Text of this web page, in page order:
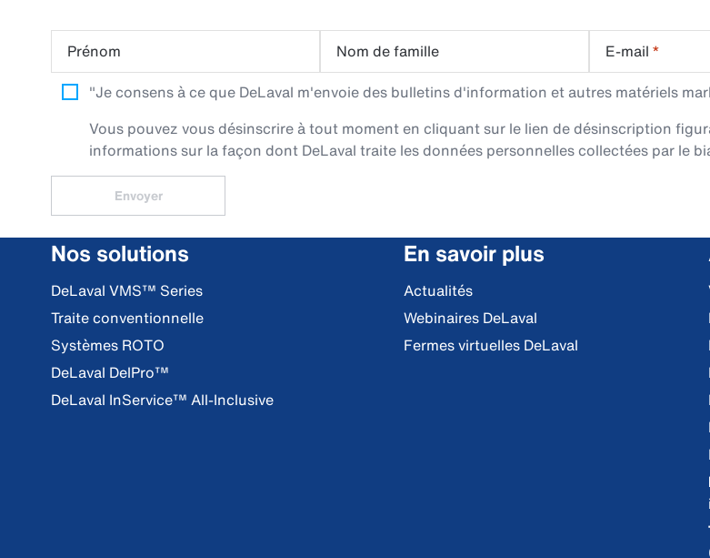
Prénom Nom de famille E-mail *
"Je consens à ce que DeLaval m'envoie des bulletins d'information et autres matériels
Vous pouvez vous désinscrire à tout moment en cliquant sur le lien de désinscription
informations sur la façon dont DeLaval traite les données personnelles collectées par le
Envoyer
Nos solutions
DeLaval VMS™ Series
Traite conventionnelle
Systèmes ROTO
DeLaval DelPro™
DeLaval InService™ All-Inclusive
En savoir plus
Actualités
Webinaires DeLaval
Fermes virtuelles DeLaval